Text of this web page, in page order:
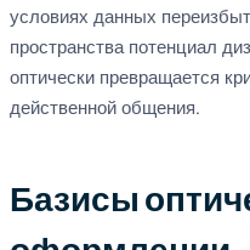
условиях данных
пространства потенциал
оптически превращается
действенной общения.
Базисы